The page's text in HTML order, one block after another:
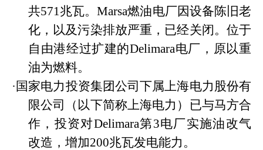
共571兆瓦。Marsa燃油电厂因设备陈旧老
化，以及污染排放严重，已经关闭。位于
自由港经过扩建的Delimara电厂，原以重
油为燃料。
· 国家电力投资集团公司下属上海电力股份有
限公司（以下简称上海电力）已与马方合
作，投资对Delimara第3电厂实施油改气
改造，增加200兆瓦发电能力。